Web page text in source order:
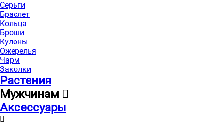
Серьги
Браслет
Кольца
Броши
Кулоны
Ожерелья
Чарм
Заколки
Растения
Мужчинам
Аксессуары